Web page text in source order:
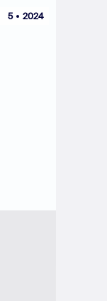
5 2024